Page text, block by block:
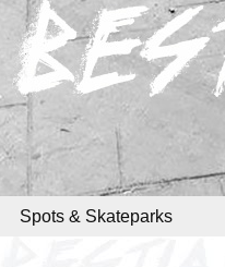
Spots & Skateparks